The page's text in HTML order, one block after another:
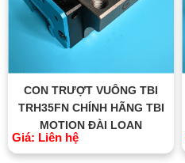
CON TRƯỢT VUÔNG TBI
TRH35FN CHÍNH HÃNG TBI
MOTION ĐÀI LOAN
Giá: Liên hệ